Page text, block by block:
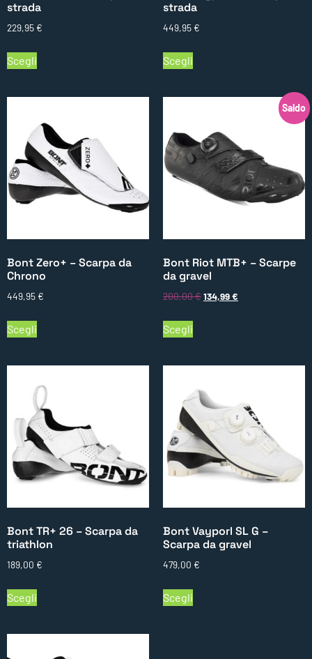
strada
229,95 €
Scegli
strada
449,95 €
Scegli
Bont Zero+ – Scarpa da
Chrono
449,95 €
Scegli
Saldo
Bont Riot MTB+ – Scarpe
da gravel
200,00€134,99€
Scegli
Bont TR+ 26 – Scarpa da
triathlon
189,00 €
Scegli
Bont Vayporl SL G –
Scarpa da gravel
479,00 €
Scegli